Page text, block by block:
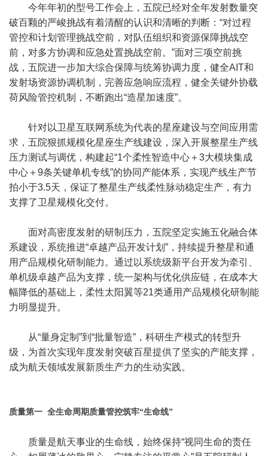
今年年初的型号工作会上，五院已经对全年发射数量突
破百颗的严峻挑战有着清醒的认识和清晰的判断：“对过程
管控和计划管理挑战空前，对队伍组织和资源保障挑战空
前，对多方协调和应急处置挑战空前。”面对三项空前挑
战，五院进一步加大综合保障与统筹协调力度，健全AIT和
发射场资源协调机制，完善应急响应流程，健全关键外协载
荷风险管控机制，不断跑出“造星加速度”。
针对以卫星互联网系统为代表的星座建设与空间应用需
求，五院狠抓规模化星座生产线建设，深入开展整星生产线
压力测试与调优，构建起“1个柔性智造中心＋3大模块集成
中心＋9条关键单机专线”的协同产能体系，实现产线生产节
拍小于3.5天，保证了整星生产线柔性脉动稳定生产，有力
支撑了卫星规模化交付。
面对高密度发射的研制压力，五院坚定实施五化融合体
系建设，系统推进“卓越产品开发计划”，持续提升整星和通
用产品规模化研制能力。通过以系统级新平台开发为牵引、
单机级卓越产品为支撑，统一架构与优化供应链，在成本大
幅降低的基础上，柔性太阳翼等21类通用产品规模化研制能
力明显提升。
从“量身定制”到“批量智造”，科研生产模式的转型升
级，为首次实现年度发射突破百星提供了坚实的产能支撑，
成为航天领域发展新质生产力的生动实践。
质量第一 全生命周期质量管控筑牢“生命线”
质量是航天事业的生命线，始终保持“视同生命的责任